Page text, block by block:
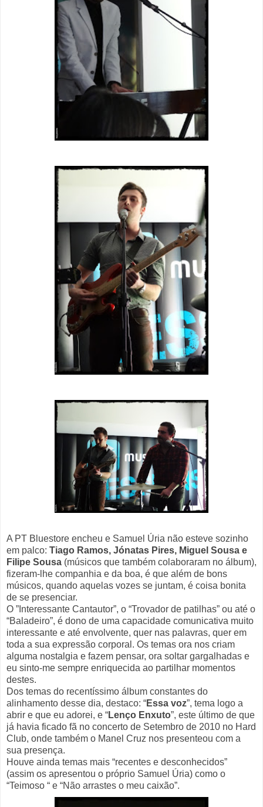
A PT Bluestore encheu e Samuel Úria não esteve sozinho
em palco: Tiago Ramos, Jónatas Pires, Miguel Sousa e
Filipe Sousa (músicos que também colaboraram no álbum),
fizeram-lhe companhia e da boa, é que além de bons
músicos, quando aquelas vozes se juntam, é coisa bonita
de se presenciar.
O ”Interessante Cantautor”, o “Trovador de patilhas” ou até o
“Baladeiro”, é dono de uma capacidade comunicativa muito
interessante e até envolvente, quer nas palavras, quer em
toda a sua expressão corporal. Os temas ora nos criam
alguma nostalgia e fazem pensar, ora soltar gargalhadas e
eu sinto-me sempre enriquecida ao partilhar momentos
destes.
Dos temas do recentíssimo álbum constantes do
alinhamento desse dia, destaco: “Essa voz”, tema logo a
abrir e que eu adorei, e “Lenço Enxuto”, este último de que
já havia ficado fã no concerto de Setembro de 2010 no Hard
Club, onde também o Manel Cruz nos presenteou com a
sua presença.
Houve ainda temas mais “recentes e desconhecidos”
(assim os apresentou o próprio Samuel Úria) como o
“Teimoso “ e “Não arrastes o meu caixão”.